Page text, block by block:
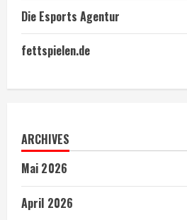
Die Esports Agentur
fettspielen.de
ARCHIVES
Mai 2026
April 2026